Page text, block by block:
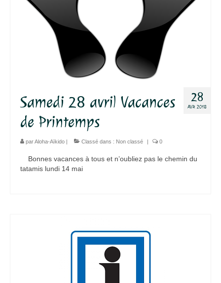
28
AVR 2018
Samedi 28 avril Vacances
de Printemps
parAloha-Aïkido Classé dans : Non classé 0
Bonnes vacances à tous et n’oubliez pas le chemin du
tatamis lundi 14 mai